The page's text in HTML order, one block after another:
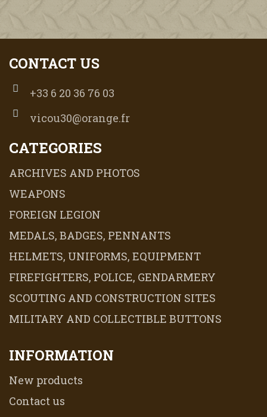
CONTACT US
+33 6 20 36 76 03
vicou30@orange.fr
CATEGORIES
ARCHIVES AND PHOTOS
WEAPONS
FOREIGN LEGION
MEDALS, BADGES, PENNANTS
HELMETS, UNIFORMS, EQUIPMENT
FIREFIGHTERS, POLICE, GENDARMERY
SCOUTING AND CONSTRUCTION SITES
MILITARY AND COLLECTIBLE BUTTONS
INFORMATION
New products
Contact us